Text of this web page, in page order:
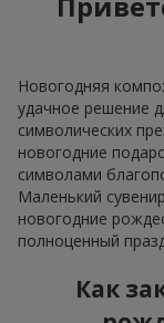
Новогодняя
удачное решение
символических
новогодние
символами
Маленький
новогодние
полноценный
Как